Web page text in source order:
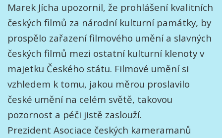
Marek Jícha upozornil, že prohlášení kvalitních
českých filmů za národní kulturní památky, by
prospělo zařazení filmového umění a slavných
českých filmů mezi ostatní kulturní klenoty v
majetku Českého státu. Filmové umění si
vzhledem k tomu, jakou měrou proslavilo
české umění na celém světě, takovou
pozornost a péči jistě zaslouží.
Prezident Asociace českých kameramanů